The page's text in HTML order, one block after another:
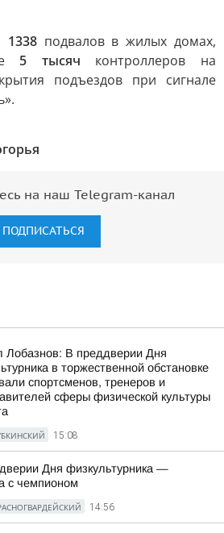
1338подвалов в жилых домах,
5 тысяч контроллеров на
подъездов при сигнале
на наш Telegram-канал
ПОДПИСАТЬСЯ
Лобазнов: В преддверии Дня
в торжественной обстановке
спортсменов, тренеров и
сферы физической культуры
15:08
Дня физкультурника —
с чемпионом
14:56